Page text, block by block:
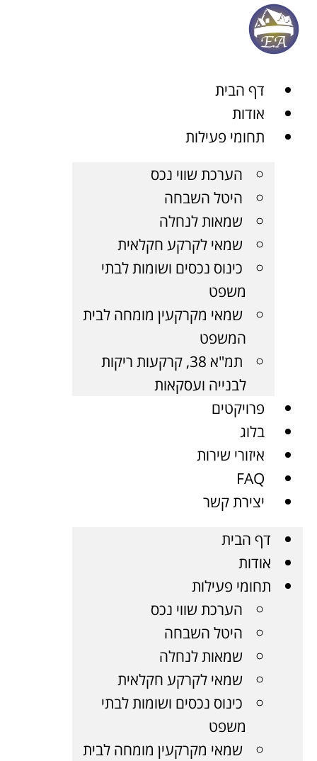
דף הבית
אודות
תחומי פעילות
הערכת שווי נכס
היטל השבחה
שמאות לנחלה
שמאי לקרקע חקלאית
כינוס נכסים ושומות לבתי
משפט
שמאי מקרקעין מומחה לבית
המשפט
תמ"א 38, קרקעות ריקות
לבנייה ועסקאות
פרויקטים
בלוג
איזורי שירות
FAQ
יצירת קשר
דף הבית
אודות
תחומי פעילות
הערכת שווי נכס
היטל השבחה
שמאות לנחלה
שמאי לקרקע חקלאית
כינוס נכסים ושומות לבתי
משפט
שמאי מקרקעין מומחה לבית